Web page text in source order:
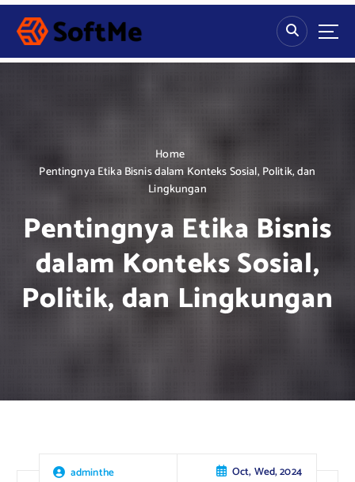
S
p
Home
Pentingnya Etika Bisnis dalam Konteks Sosial, Politik, dan
Lingkungan
Pentingnya Etika Bisnis
dalam Konteks Sosial,
Politik, dan Lingkungan
adminthe Oct, Wed, 2024